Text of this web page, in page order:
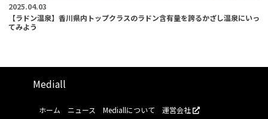
2025.04.03
【ラドン温泉】香川県内トップクラスのラドン含有量を誇るかざし温泉にいっ
てみよう
Mediall
ホーム ニュース Mediallについて
運営会社